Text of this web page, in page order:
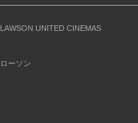
LAWSON UNITED CINEMAS
ローソン